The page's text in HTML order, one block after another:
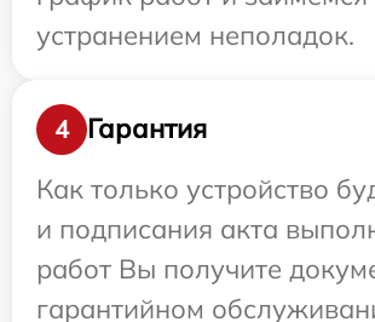
устранением неполадок.
4
Гарантия
Как только устройство
и подписания акта
работ Вы получите
гарантийном